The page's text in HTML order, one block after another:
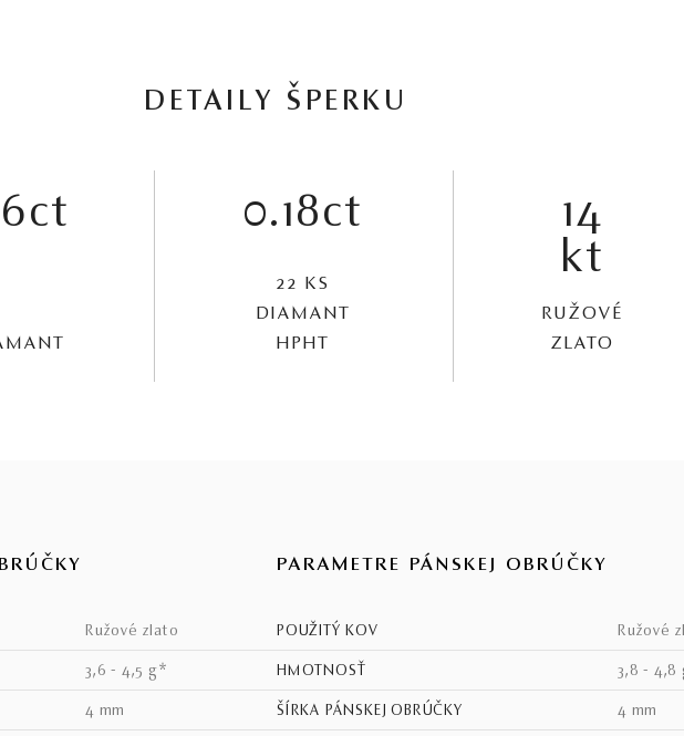
DETAILY ŠPERKU
0.18ct
22 KS
DIAMANT
HPHT
14
kt
RUŽOVÉ
ZLATO
ružové zlato
3,6 - 4,5 g*
4 mm
PARAMETRE PÁNSKEJ OBRÚČKY
POUŽITÝ KOV ružové
HMOTNOSŤ 3,8 - 4,8
ŠÍRKA PÁNSKEJ OBRÚČKY 4 mm